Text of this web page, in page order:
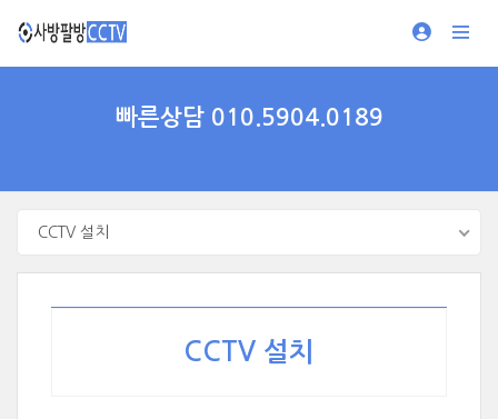
빠른상담 010.5904.0189
CCTV 설치
CCTV 설치